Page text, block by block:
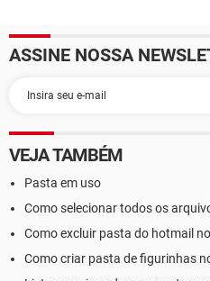
ASSINE NOSSA
VEJA TAMBÉM
Pasta em uso
Como selecionar todos os
Como excluir pasta do hotmail
Como criar pasta de figurinhas